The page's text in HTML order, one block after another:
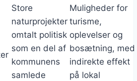
Store
naturprojekter
omtalt politisk
som en del af
kommunens
samlede
Muligheder for
turisme,
oplevelser og
bosætning, med
indirekte effekt
på lokal